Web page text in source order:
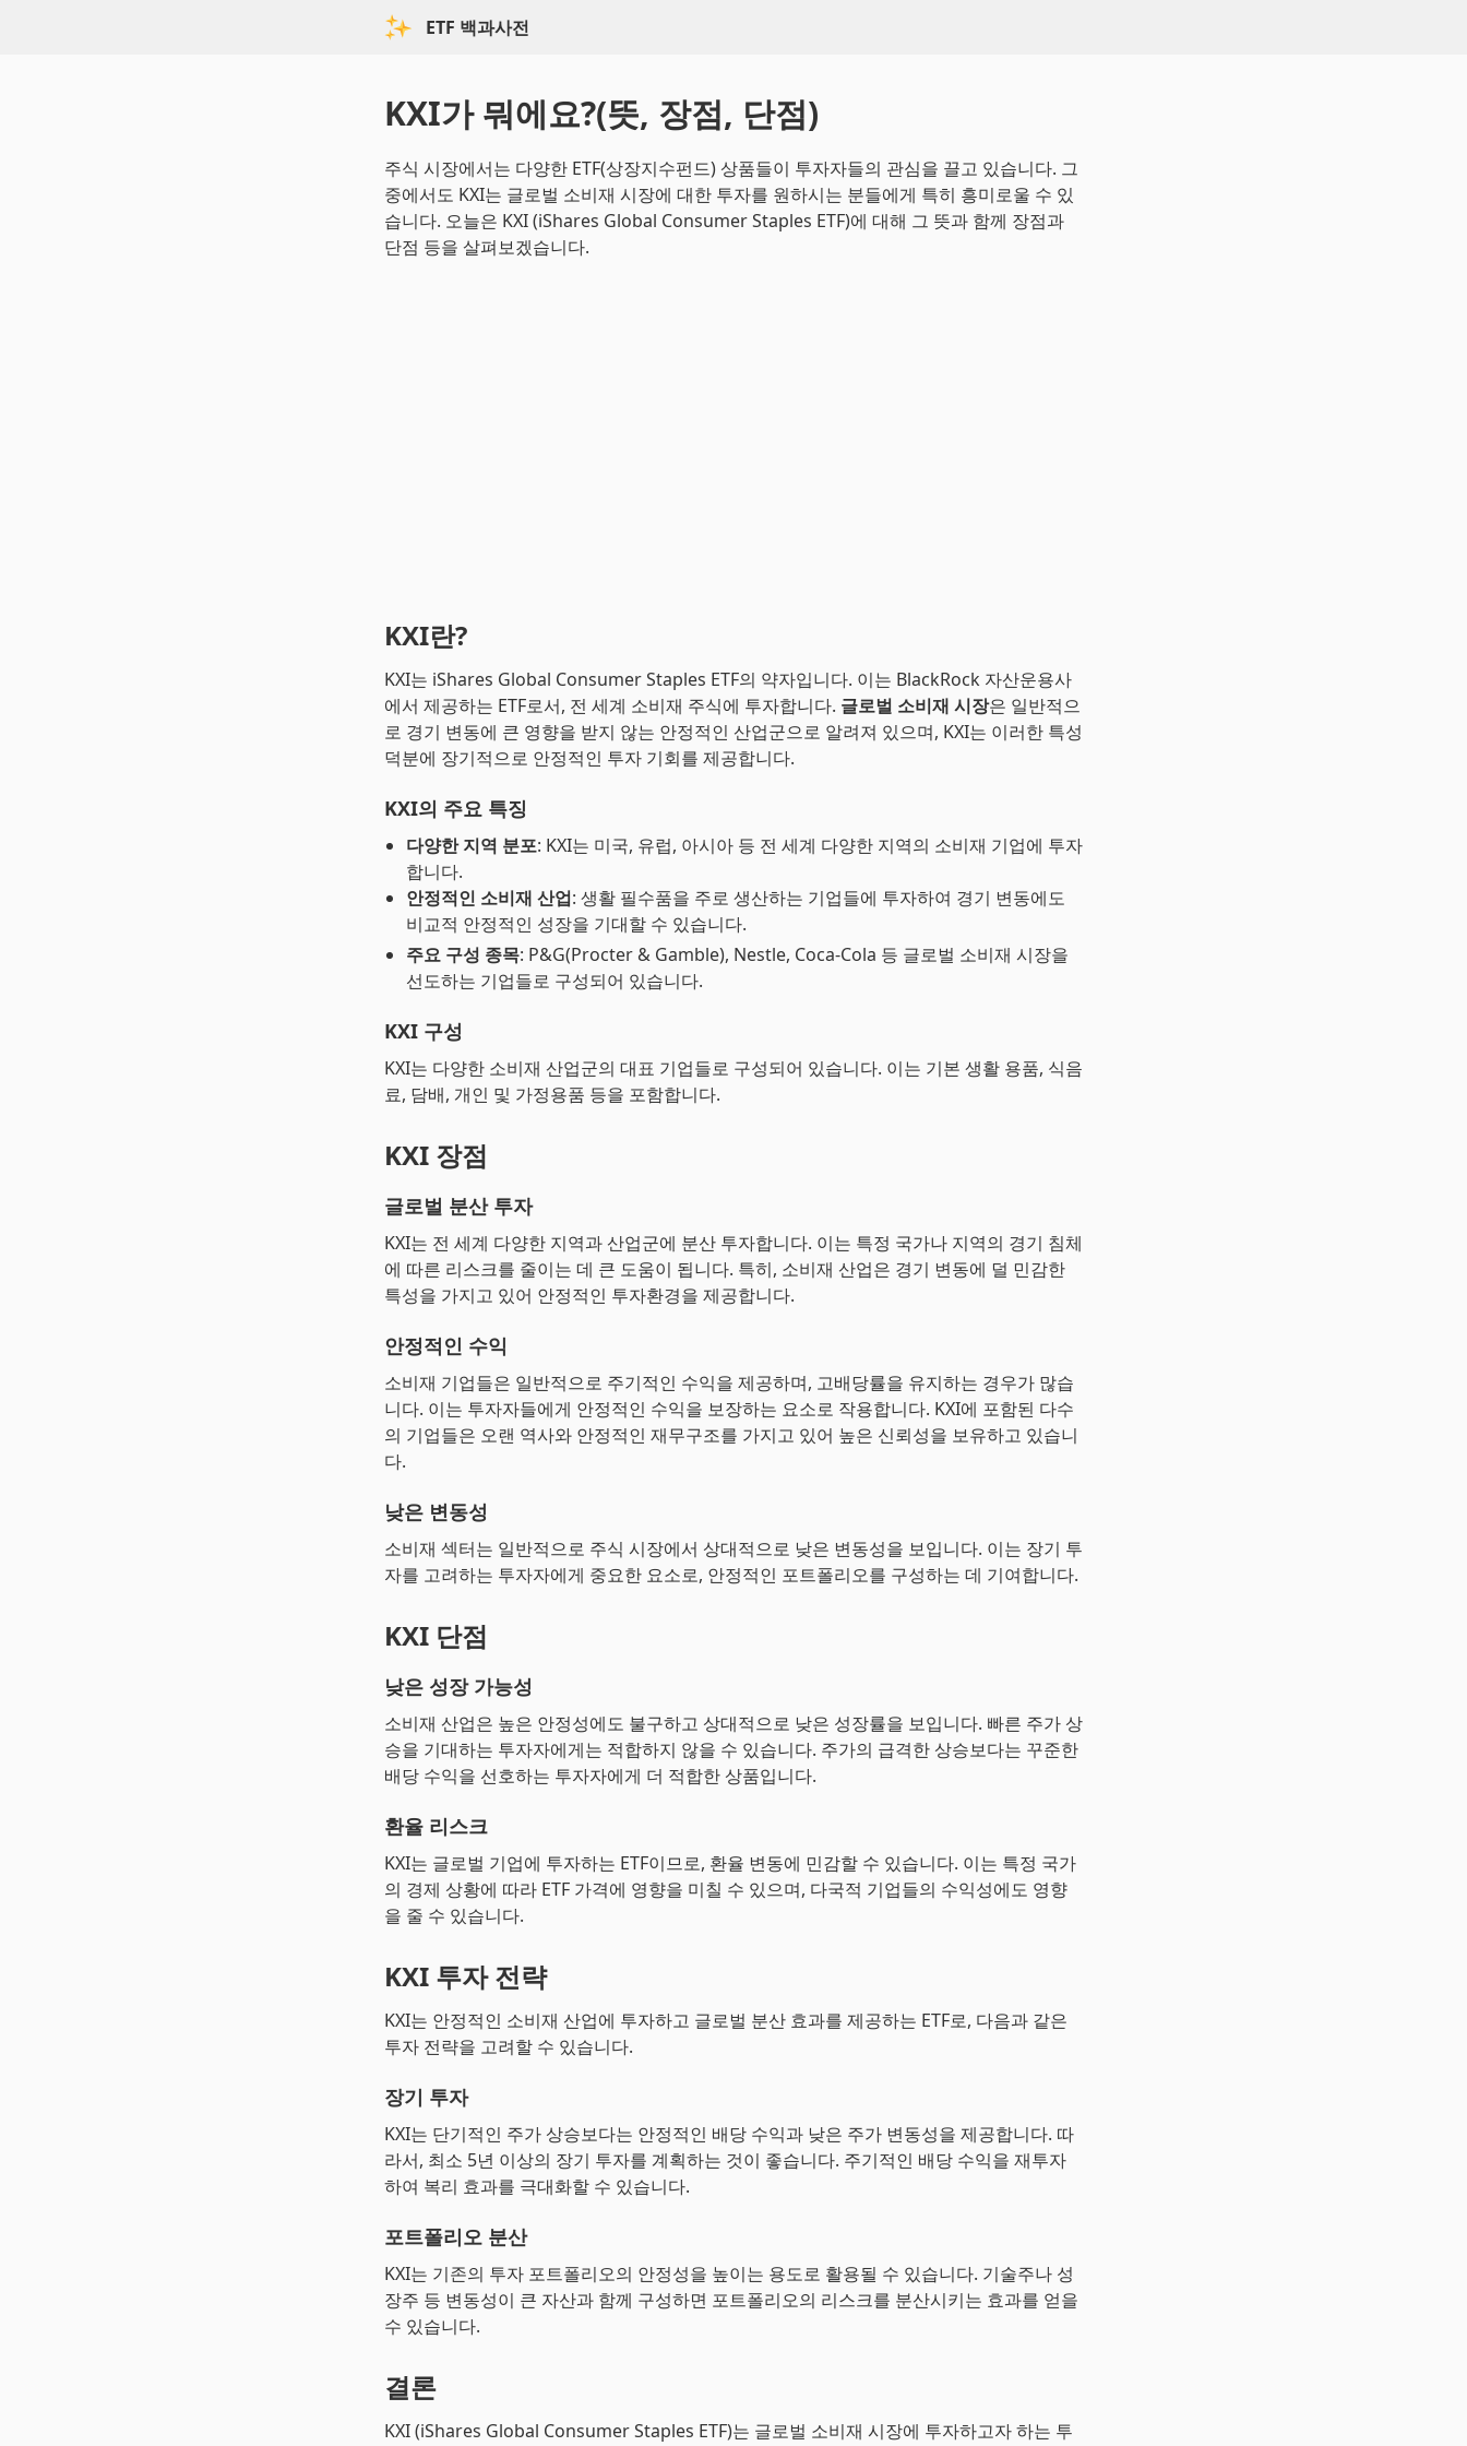
ETF 백과사전
KXI가 뭐에요?(뜻, 장점, 단점)
주식 시장에서는 다양한 ETF(상장지수펀드) 상품들이 투자자들의 관심을 끌고 있습니다. 그
중에서도 KXI는 글로벌 소비재 시장에 대한 투자를 원하시는 분들에게 특히 흥미로울 수 있
습니다. 오늘은 KXI (iShares Global Consumer Staples ETF)에 대해 그 뜻과 함께 장점과
단점 등을 살펴보겠습니다.
KXI란?
KXI는 iShares Global Consumer Staples ETF의 약자입니다. 이는 BlackRock 자산운용사
에서 제공하는 ETF로서, 전 세계 소비재 주식에 투자합니다. 글로벌 소비재 시장은 일반적으
로 경기 변동에 큰 영향을 받지 않는 안정적인 산업군으로 알려져 있으며, KXI는 이러한 특성
덕분에 장기적으로 안정적인 투자 기회를 제공합니다.
KXI의 주요 특징
다양한 지역 분포: KXI는 미국, 유럽, 아시아 등 전 세계 다양한 지역의 소비재 기업에 투자
합니다.
안정적인 소비재 산업: 생활 필수품을 주로 생산하는 기업들에 투자하여 경기 변동에도
비교적 안정적인 성장을 기대할 수 있습니다.
주요 구성 종목: P&G(Procter & Gamble), Nestle, Coca-Cola 등 글로벌 소비재 시장을
선도하는 기업들로 구성되어 있습니다.
KXI 구성
KXI는 다양한 소비재 산업군의 대표 기업들로 구성되어 있습니다. 이는 기본 생활 용품, 식음
료, 담배, 개인 및 가정용품 등을 포함합니다.
KXI 장점
글로벌 분산 투자
KXI는 전 세계 다양한 지역과 산업군에 분산 투자합니다. 이는 특정 국가나 지역의 경기 침체
에 따른 리스크를 줄이는 데 큰 도움이 됩니다. 특히, 소비재 산업은 경기 변동에 덜 민감한
특성을 가지고 있어 안정적인 투자환경을 제공합니다.
안정적인 수익
소비재 기업들은 일반적으로 주기적인 수익을 제공하며, 고배당률을 유지하는 경우가 많습
니다. 이는 투자자들에게 안정적인 수익을 보장하는 요소로 작용합니다. KXI에 포함된 다수
의 기업들은 오랜 역사와 안정적인 재무구조를 가지고 있어 높은 신뢰성을 보유하고 있습니
다.
낮은 변동성
소비재 섹터는 일반적으로 주식 시장에서 상대적으로 낮은 변동성을 보입니다. 이는 장기 투
자를 고려하는 투자자에게 중요한 요소로, 안정적인 포트폴리오를 구성하는 데 기여합니다.
KXI 단점
낮은 성장 가능성
소비재 산업은 높은 안정성에도 불구하고 상대적으로 낮은 성장률을 보입니다. 빠른 주가 상
승을 기대하는 투자자에게는 적합하지 않을 수 있습니다. 주가의 급격한 상승보다는 꾸준한
배당 수익을 선호하는 투자자에게 더 적합한 상품입니다.
환율 리스크
KXI는 글로벌 기업에 투자하는 ETF이므로, 환율 변동에 민감할 수 있습니다. 이는 특정 국가
의 경제 상황에 따라 ETF 가격에 영향을 미칠 수 있으며, 다국적 기업들의 수익성에도 영향
을 줄 수 있습니다.
KXI 투자 전략
KXI는 안정적인 소비재 산업에 투자하고 글로벌 분산 효과를 제공하는 ETF로, 다음과 같은
투자 전략을 고려할 수 있습니다.
장기 투자
KXI는 단기적인 주가 상승보다는 안정적인 배당 수익과 낮은 주가 변동성을 제공합니다. 따
라서, 최소 5년 이상의 장기 투자를 계획하는 것이 좋습니다. 주기적인 배당 수익을 재투자
하여 복리 효과를 극대화할 수 있습니다.
포트폴리오 분산
KXI는 기존의 투자 포트폴리오의 안정성을 높이는 용도로 활용될 수 있습니다. 기술주나 성
장주 등 변동성이 큰 자산과 함께 구성하면 포트폴리오의 리스크를 분산시키는 효과를 얻을
수 있습니다.
결론
KXI (iShares Global Consumer Staples ETF)는 글로벌 소비재 시장에 투자하고자 하는 투